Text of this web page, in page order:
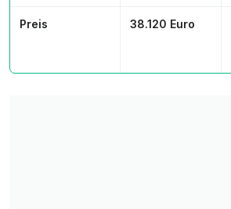
Preis 38.120 Euro